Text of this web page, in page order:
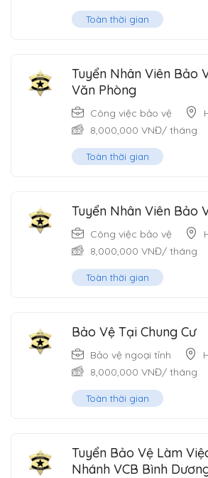
Toàn thời gian
Tuyển Nhân Viên Bảo
Văn Phòng
Công việc bảo vệ
8,000,000 VNĐ/ tháng
Toàn thời gian
Tuyển Nhân Viên Bảo
Công việc bảo vệ
8,000,000 VNĐ/ tháng
Toàn thời gian
Bảo Vệ Tại Chung Cư
Bảo vệ ngoại tỉnh
8,000,000 VNĐ/ tháng
Toàn thời gian
Tuyển Bảo Vệ Làm
Nhánh VCB Bình